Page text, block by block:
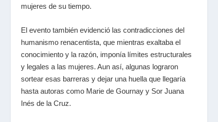
mujeres de su tiempo.
El evento también evidenció las contradicciones del
humanismo renacentista, que mientras exaltaba el
conocimiento y la razón, imponía límites estructurales
y legales a las mujeres. Aun así, algunas lograron
sortear esas barreras y dejar una huella que llegaría
hasta autoras como Marie de Gournay y Sor Juana
Inés de la Cruz.